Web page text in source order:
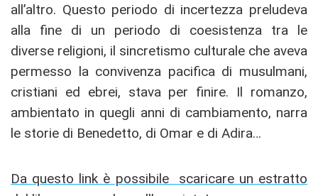
all’altro. Questo periodo di incertezza preludeva
alla fine di un periodo di coesistenza tra le
diverse religioni, il sincretismo culturale che aveva
permesso la convivenza pacifica di musulmani,
cristiani ed ebrei, stava per finire. Il romanzo,
ambientato in quegli anni di cambiamento, narra
le storie di Benedetto, di Omar e di Adira…
Da questo link è possibile scaricare un estratto